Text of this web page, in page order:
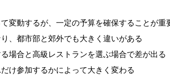
変動するが、一定の予算を確保することが重
、都市部と郊外でも大きく違いがある
場合と高級レストランを選ぶ場合で差が出る
け参加するかによって大きく変わる